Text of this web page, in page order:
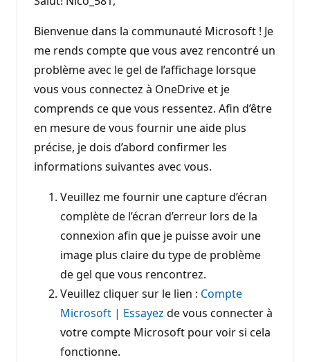
Bienvenue dans la communauté Microsoft ! Je
me rends compte que vous avez rencontré un
problème avec le gel de l’affichage lorsque
vous vous connectez à OneDrive et je
comprends ce que vous ressentez. Afin d’être
en mesure de vous fournir une aide plus
précise, je dois d’abord confirmer les
informations suivantes avec vous.
Veuillez me fournir une capture d’écran
complète de l’écran d’erreur lors de la
connexion afin que je puisse avoir une
image plus claire du type de problème
de gel que vous rencontrez.
Veuillez cliquer sur le lien : Compte
Microsoft | Essayez de vous connecter à
votre compte Microsoft pour voir si cela
fonctionne.